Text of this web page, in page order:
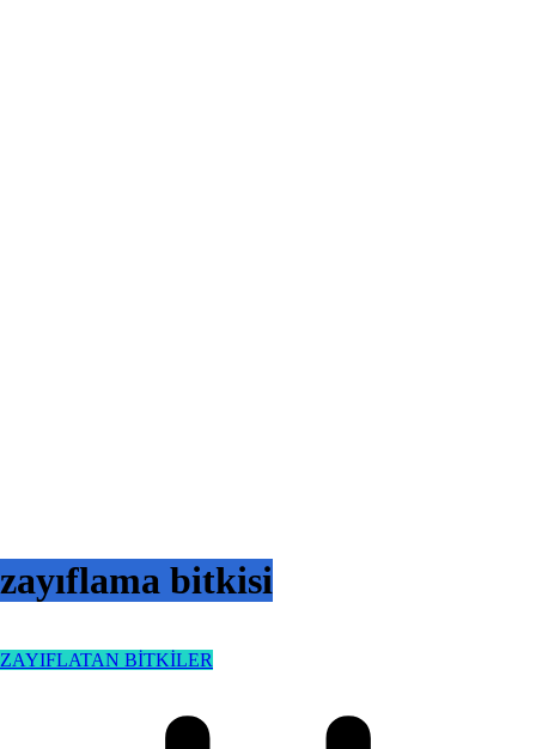
zayıflama bitkisi
ZAYIFLATAN BİTKİLER